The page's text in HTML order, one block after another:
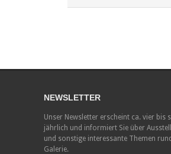
NEWSLETTER
Unser Newsletter erscheint ca. vier bis
jährlich und informiert Sie über
und sonstige interessante Themen
Galerie.